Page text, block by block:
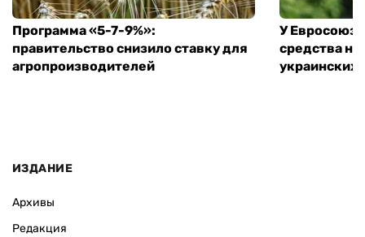
Программа «5-7-9%»:
правительство снизило ставку для
агропроизводителей
У
средства
ИЗДАНИЕ
Архивы
Редакция